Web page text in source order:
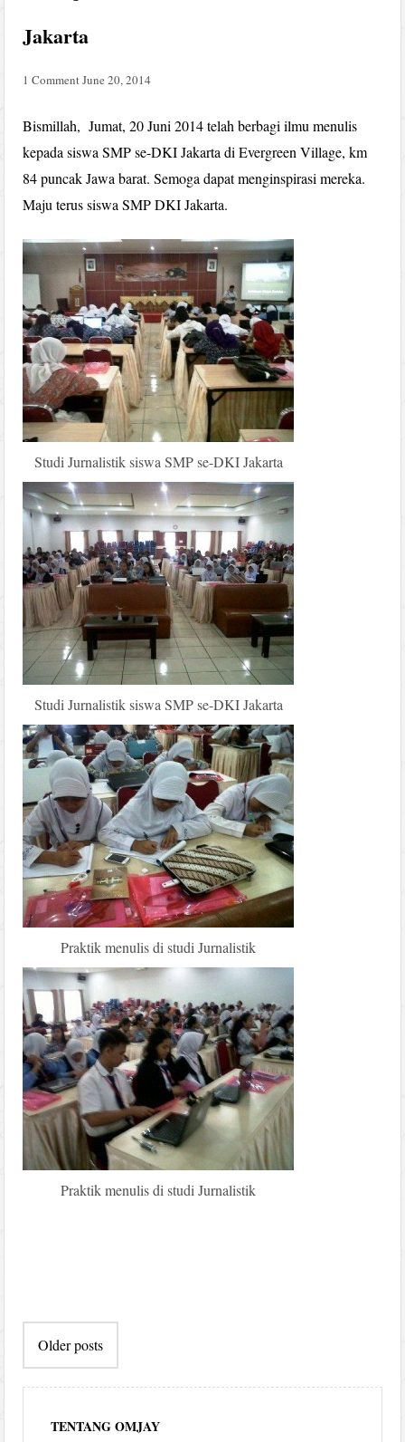
Jakarta
1 CommentJune 20, 2014
Bismillah, Jumat, 20 Juni 2014 telah berbagi ilmu menulis
kepada siswa SMP se-DKI Jakarta di Evergreen Village, km
84 puncak Jawa barat. Semoga dapat menginspirasi mereka.
Maju terus siswa SMP DKI Jakarta.
Studi Jurnalistik siswa SMP se-DKI Jakarta
Studi Jurnalistik siswa SMP se-DKI Jakarta
Praktik menulis di studi Jurnalistik
Praktik menulis di studi Jurnalistik
navigation
Older posts
TENTANG OMJAY